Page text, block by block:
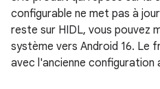
configurable ne met pas à
reste sur HIDL, vous pouvez
système vers Android 16. Le
avec l'ancienne configuration